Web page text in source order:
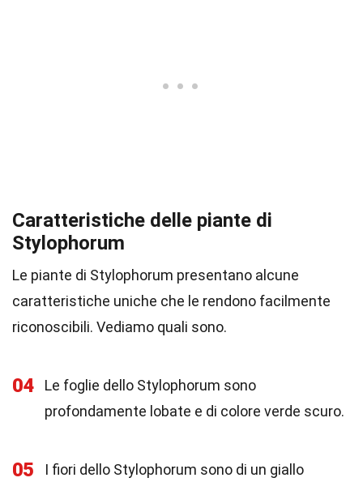
Caratteristiche delle piante di
Stylophorum
Le piante di Stylophorum presentano alcune
caratteristiche uniche che le rendono facilmente
riconoscibili. Vediamo quali sono.
04
Le foglie dello Stylophorum sono
profondamente lobate e di colore verde scuro.
05
I fiori dello Stylophorum sono di un giallo